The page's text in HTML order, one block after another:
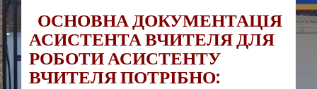
ОСНОВНА ДОКУМЕНТАЦІЯ
АСИСТЕНТА ВЧИТЕЛЯДЛЯ
РОБОТИ АСИСТЕНТУ
ВЧИТЕЛЯПОТРІБНО: